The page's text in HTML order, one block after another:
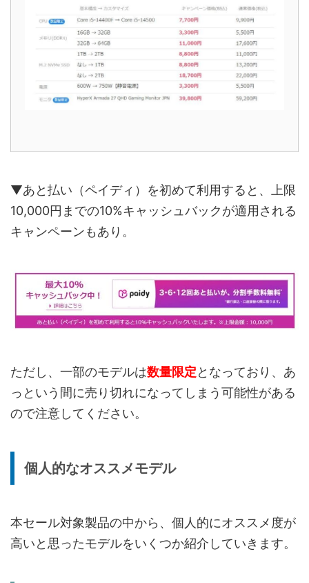
▼あと払い（ペイディ）を初めて利用すると、上限
10,000円までの10%キャッシュバックが適用される
キャンペーンもあり。
ただし、一部のモデルは数量限定となっており、あ
っという間に売り切れになってしまう可能性がある
ので注意してください。
個人的なオススメモデル
本セール対象製品の中から、個人的にオススメ度が
高いと思ったモデルをいくつか紹介していきます。